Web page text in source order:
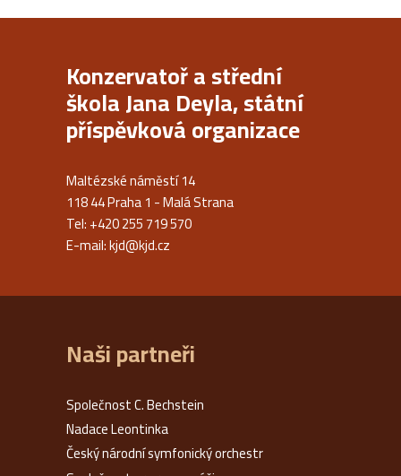
Konzervatoř a střední
škola Jana Deyla, státní
příspěvková organizace
Maltézské náměstí 14
118 44 Praha 1 - Malá Strana
Tel: +420 255 719 570
E-mail:kjd@kjd.cz
Naši partneři
Společnost C. Bechstein
Nadace Leontinka
Český národní symfonický orchestr